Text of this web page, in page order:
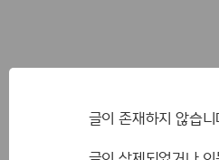
글이 존재하지 않습